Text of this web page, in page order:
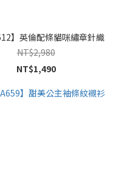
】英倫配條貓咪繡章針織
NT$2,980
NT$1,490